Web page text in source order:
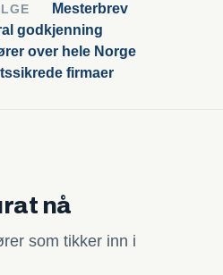
Mesterbrev
godkjenning
over hele Norge
firmaer
nå
som tikker inn i